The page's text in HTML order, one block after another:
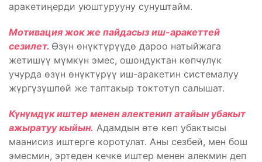
аракетиңерди уюштурууну сунуштайм.
Мотивация жок же пайдасыз иш-аракеттей
сезилет. Өзүн өнүктүрүүдө дароо натыйжага
жетишүү мүмкүн эмес, ошондуктан көпчүлүк
учурда өзүн өнүктүрүү иш-аракетин системалуу
жүргүзүшпөй же таптакыр токтотуп салышат.
Күнүмдүк иштер менен алектенип атайын убакыт
ажыратуу кыйын. Адамдын өтө көп убактысы
маанисиз иштерге коротулат. Аны сезбей, мен бош
эмесмин, эртеден кечке иштер менен алекмин деп